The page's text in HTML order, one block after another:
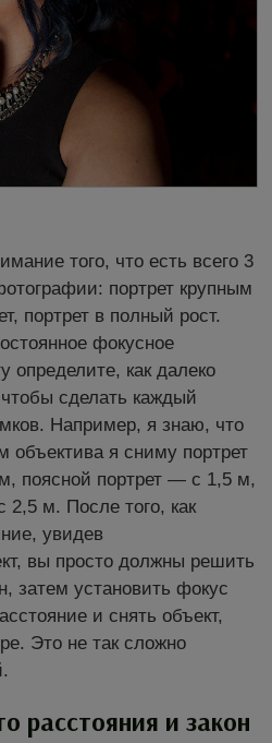
того, что есть всего 3
портрет крупным
портрет в полный рост.
фокусное
определите, как далеко
сделать каждый
Например, я знаю, что
я сниму портрет
поясной портрет — с 1,5 м,
2,5 м. После того, как
увидев
вы просто должны решить
затем установить фокус
и снять объект,
Это не так сложно
расстояния и закон